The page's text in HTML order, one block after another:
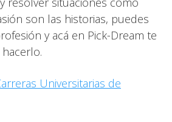
son las historias, puedes
y acá en Pick-Dream te
Universitarias de